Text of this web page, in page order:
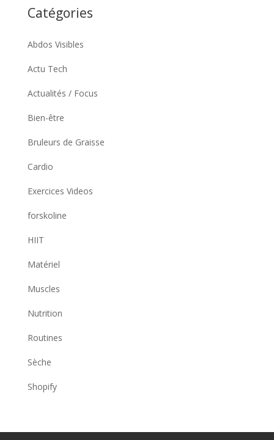
Catégories
Abdos Visibles
Actu Tech
Actualités / Focus
Bien-être
Bruleurs de Graisse
Cardio
Exercices Videos
forskoline
HIIT
Matériel
Muscles
Nutrition
Routines
Sèche
Shopify